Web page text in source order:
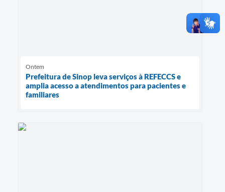
Ontem
Prefeitura de Sinop leva serviços à REFECCS e
amplia acesso a atendimentos para pacientes e
familiares